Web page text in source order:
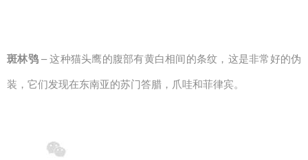
斑林鸮– 这种猫头鹰的腹部有黄白相间的条纹，这是非常好的伪
装，它们发现在东南亚的苏门答腊，爪哇和菲律宾。